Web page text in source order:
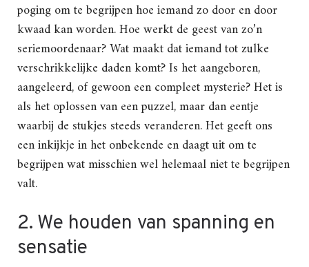
poging om te begrijpen hoe iemand zo door en door
kwaad kan worden. Hoe werkt de geest van zo’n
seriemoordenaar? Wat maakt dat iemand tot zulke
verschrikkelijke daden komt? Is het aangeboren,
aangeleerd, of gewoon een compleet mysterie? Het is
als het oplossen van een puzzel, maar dan eentje
waarbij de stukjes steeds veranderen. Het geeft ons
een inkijkje in het onbekende en daagt uit om te
begrijpen wat misschien wel helemaal niet te begrijpen
valt.
2. We houden van spanning en
sensatie